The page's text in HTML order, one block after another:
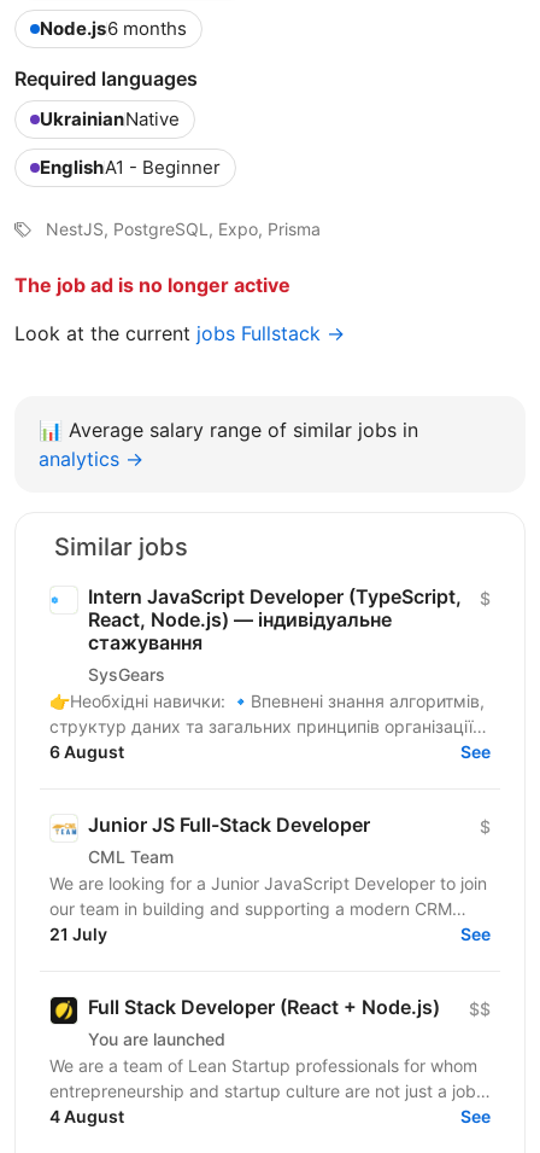
Node.js6 months
Required languages
UkrainianNative
EnglishA1 - Beginner
NestJS, PostgreSQL, Expo, Prisma
The job ad is no longer active
Look at the current jobs Fullstack →
📊 Average salary range of similar jobs in
analytics →
Similar jobs
Intern JavaScript Developer (TypeScript,
React, Node.js) — індивідуальне
стажування
SysGears
$
👉Необхідні навички: 🔹Впевнені знання алгоритмів,
структур даних та загальних принципів організації
коду 🔹Здатність до самостійного навчання,
6 August See
Junior JS Full-Stack Developer
CML Team
$
We are looking for a Junior JavaScript Developer to join
our team in building and supporting a modern CRM
21 July See
Full Stack Developer (React + Node.js)
You are launched
$$
We are a team of Lean Startup professionals for whom
entrepreneurship and startup culture are not just a job,
but a way of life.We are not just “to beat...
4 August See